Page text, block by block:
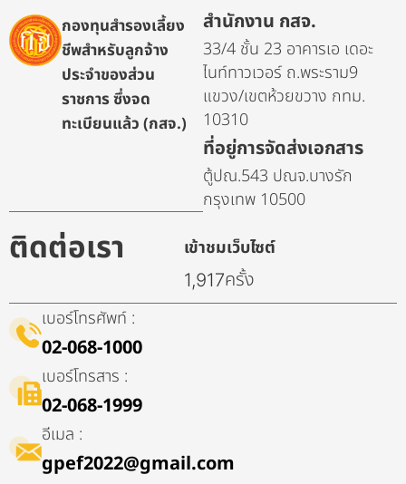
กองทุนสำรองเลี้ยง
ชีพสำหรับลูกจ้าง
ประจำของส่วน
ราชการ ซึ่งจด
ทะเบียนแล้ว (กสจ.)
สำนักงาน กสจ.
33/4 ชั้น 23 อาคารเอ เดอะ
ไนท์ทาวเวอร์ ถ.พระราม9
แขวง/เขตห้วยขวาง กทม.
10310
ที่อยู่การจัดส่งเอกสาร
ตู้ปณ.543 ปณจ.บางรัก
กรุงเทพ 10500
ติดต่อเรา เข้าชมเว็บไซต์
1,917ครั้ง
เบอร์โทรศัพท์ :
02-068-1000
เบอร์โทรสาร :
02-068-1999
อีเมล :
gpef2022@gmail.com